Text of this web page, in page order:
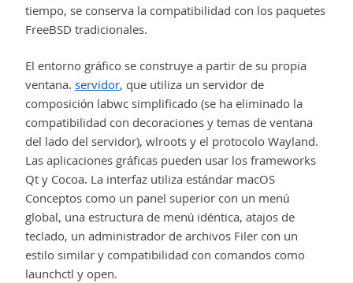
tiempo, se conserva la compatibilidad con los paquetes
FreeBSD tradicionales.
El entorno gráfico se construye a partir de su propia
ventana. servidor, que utiliza un servidor de
composición labwc simplificado (se ha eliminado la
compatibilidad con decoraciones y temas de ventana
del lado del servidor), wlroots y el protocolo Wayland.
Las aplicaciones gráficas pueden usar los frameworks
Qt y Cocoa. La interfaz utiliza estándar macOS
Conceptos como un panel superior con un menú
global, una estructura de menú idéntica, atajos de
teclado, un administrador de archivos Filer con un
estilo similar y compatibilidad con comandos como
launchctl y open.